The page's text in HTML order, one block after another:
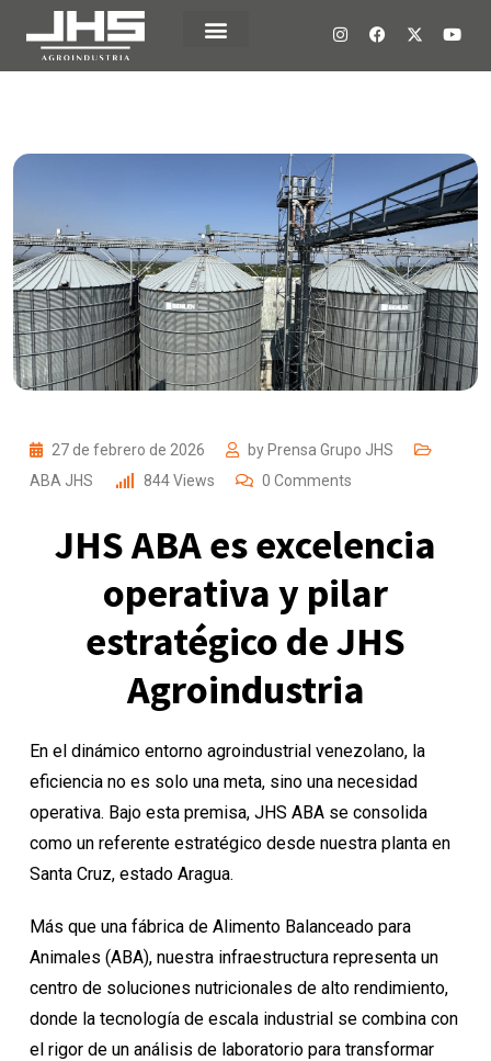
27 de febrero de 2026 by Prensa Grupo JHS
ABA JHS
844Views 0 Comments
JHS ABA es excelencia
operativa y pilar
estratégico de JHS
Agroindustria
En el dinámico entorno agroindustrial venezolano, la
eficiencia no es solo una meta, sino una necesidad
operativa. Bajo esta premisa, JHS ABA se consolida
como un referente estratégico desde nuestra planta en
Santa Cruz, estado Aragua.
Más que una fábrica de Alimento Balanceado para
Animales (ABA), nuestra infraestructura representa un
centro de soluciones nutricionales de alto rendimiento,
donde la tecnología de escala industrial se combina con
el rigor de un análisis de laboratorio para transformar